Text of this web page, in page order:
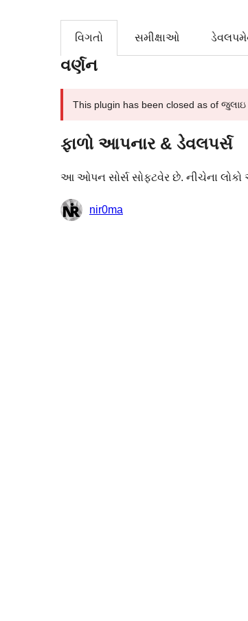
વિગતો સમીક્ષાઓ
વર્ણન
This plugin has been closed as of જુલાઇ
ફાળો આપનાર & ડેવલપર્સ
આ ઓપન સોર્સ સોફ્ટવેર છે. નીચેના
ફાળો
nir0ma